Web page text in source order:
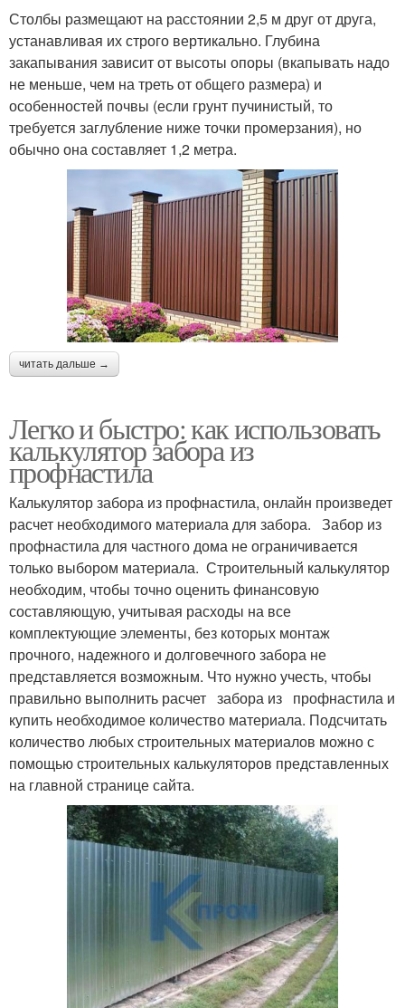
Столбы размещают на расстоянии 2,5 м друг от друга,
устанавливая их строго вертикально. Глубина
закапывания зависит от высоты опоры (вкапывать надо
не меньше, чем на треть от общего размера) и
особенностей почвы (если грунт пучинистый, то
требуется заглубление ниже точки промерзания), но
обычно она составляет 1,2 метра.
читать дальше →
Легко и быстро: как использовать
калькулятор забора из
профнастила
Калькулятор забора из профнастила, онлайн произведет
расчет необходимого материала для забора. Забор из
профнастила для частного дома не ограничивается
только выбором материала. Строительный калькулятор
необходим, чтобы точно оценить финансовую
составляющую, учитывая расходы на все
комплектующие элементы, без которых монтаж
прочного, надежного и долговечного забора не
представляется возможным. Что нужно учесть, чтобы
правильно выполнить расчет забора из профнастила и
купить необходимое количество материала. Подсчитать
количество любых строительных материалов можно с
помощью строительных калькуляторов представленных
на главной странице сайта.